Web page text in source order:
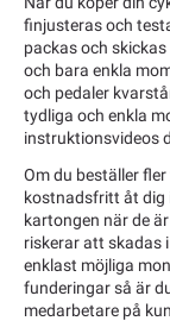
finjusteras och
packas och
och bara enkla
och pedaler
tydliga och enkla
instruktionsvideos
Om du beställer
kostnadsfritt åt dig
kartongen när de
riskerar att skadas
enklast möjliga
funderingar så är
medarbetare på